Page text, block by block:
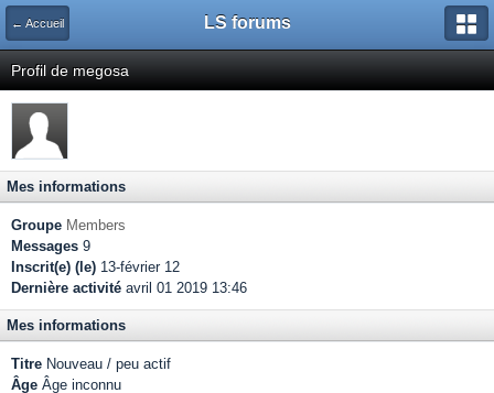
← Accueil LS forums
Profil de megosa
Mes informations
Groupe Members
Messages 9
Inscrit(e) (le) 13-février 12
Dernière activité avril 01 2019 13:46
Mes informations
Titre Nouveau / peu actif
Âge Âge inconnu